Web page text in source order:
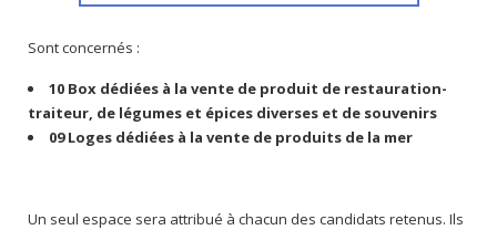
Sont concernés :
10 Box dédiées à la vente de produit de restauration-
traiteur, de légumes et épices diverses et de souvenirs
09 Loges dédiées à la vente de produits de la mer
Un seul espace sera attribué à chacun des candidats retenus. Ils